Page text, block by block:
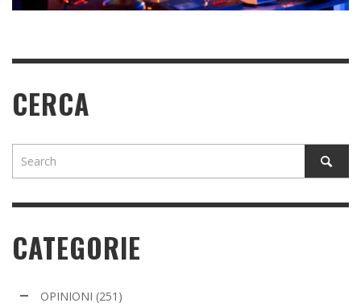
CERCA
CATEGORIE
OPINIONI (251)